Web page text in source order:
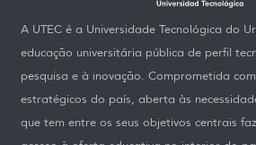
A UTEC é a Universidade Tecnológica do
educação universitária pública de perfil
pesquisa e à inovação. Comprometida
estratégicos do país, aberta às
que tem entre os seus objetivos centrais